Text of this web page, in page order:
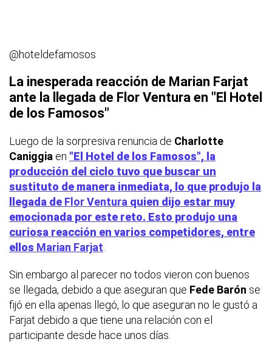
@hoteldefamosos
La inesperada reacción de Marian Farjat
ante la llegada de Flor Ventura en "El Hotel
de los Famosos"
Luego de la sorpresiva renuncia de Charlotte
Caniggia en "El Hotel de los Famosos", la
producción del ciclo tuvo que buscar un
sustituto de manera inmediata, lo que produjo la
llegada de Flor Ventura quien dijo estar muy
emocionada por este reto. Esto produjo una
curiosa reacción en varios competidores, entre
ellos Marian Farjat.
Sin embargo al parecer no todos vieron con buenos
se llegada, debido a que aseguran que Fede Barón se
fijó en ella apenas llegó, lo que aseguran no le gustó a
Farjat debido a que tiene una relación con el
participante desde hace unos días.